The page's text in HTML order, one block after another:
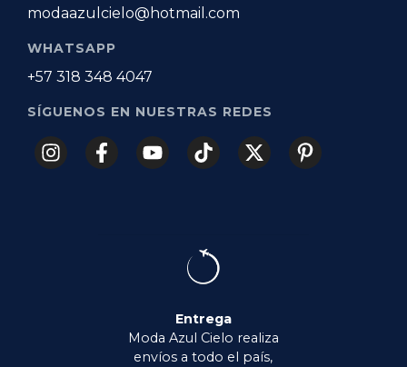
modaazulcielo@hotmail.com
WHATSAPP
+57 318 348 4047
SÍGUENOS EN NUESTRAS REDES
Entrega
Moda Azul Cielo realiza
envíos a todo el país,